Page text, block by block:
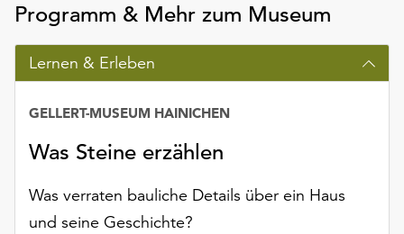
Programm & Mehr zum Museum
Lernen & Erleben
Was Steine erzählen
GELLERT-MUSEUM HAINICHEN
Was verraten bauliche Details über ein Haus
und seine Geschichte?